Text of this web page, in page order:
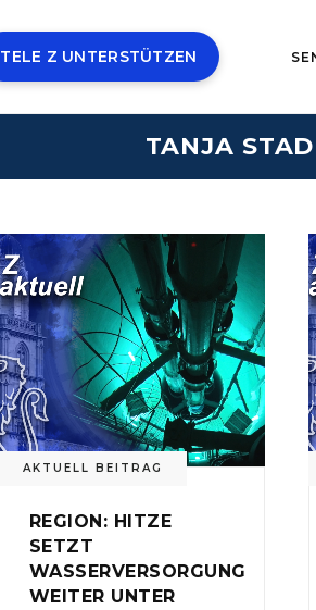
TELE Z UNTERSTÜTZEN
TANJA
AKTUELL BEITRAG
REGION: HITZE
SETZT
WASSERVERSORGUNG
WEITER UNTER